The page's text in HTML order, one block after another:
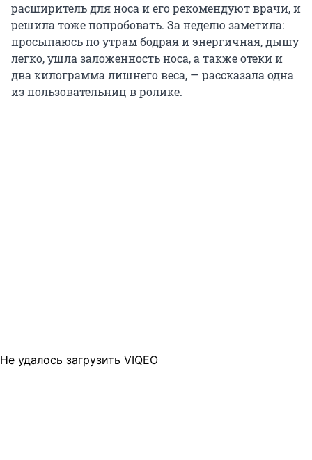
расширитель для носа и его рекомендуют врачи, и
решила тоже попробовать. За неделю заметила:
просыпаюсь по утрам бодрая и энергичная, дышу
легко, ушла заложенность носа, а также отеки и
два килограмма лишнего веса, — рассказала одна
из пользовательниц в ролике.
Не удалось загрузить VIQEO